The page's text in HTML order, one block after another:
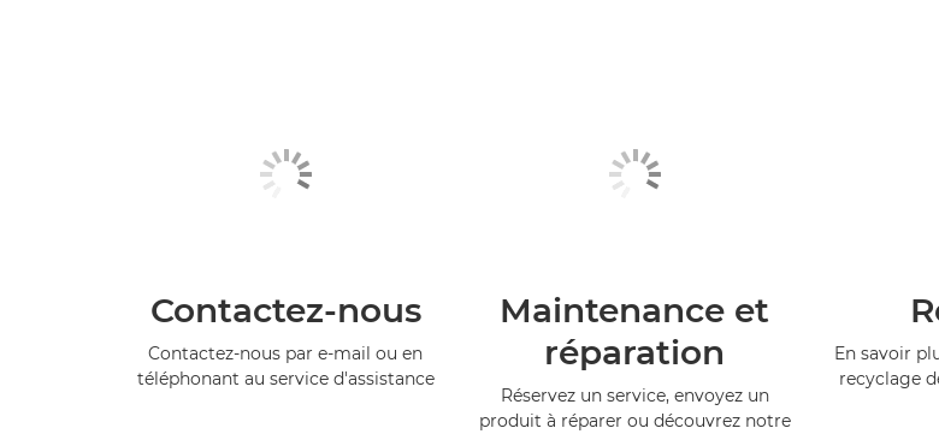
Contactez-nous
Contactez-nous par e-mail ou en
téléphonant au service d'assistance
Maintenance et
réparation
Réservez un service, envoyez un
produit à réparer ou découvrez notre
En savoir
recyclage